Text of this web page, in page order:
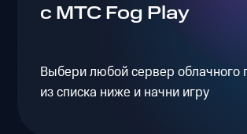
с МТС Fog Play
Выбери любой сервер облачного
из списка ниже и начни игру